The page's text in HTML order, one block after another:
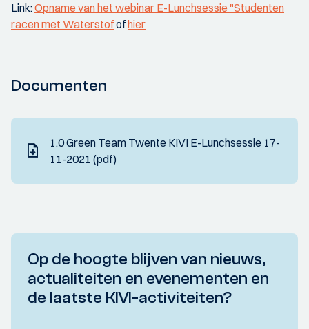
Link:Opname van het webinar E-Lunchsessie "Studenten
racen met Waterstofofhier
Documenten
1.0 Green Team Twente KIVI E-Lunchsessie 17-
11-2021 (pdf)
Op de hoogte blijven van nieuws,
actualiteiten en evenementen en
de laatste KIVI-activiteiten?